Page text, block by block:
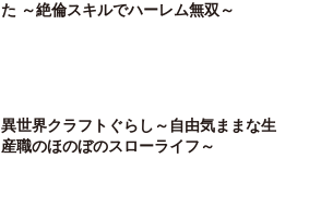
た ～絶倫スキルでハーレム無双～
異世界クラフトぐらし～自由気ままな生
産職のほのぼのスローライフ～